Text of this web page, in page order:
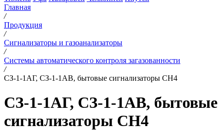
Главная
/
Продукция
/
Сигнализаторы и газоанализаторы
/
Системы автоматического контроля загазованности
/
СЗ-1-1АГ, СЗ-1-1АВ, бытовые сигнализаторы CH4
СЗ-1-1АГ, СЗ-1-1АВ, бытовые
сигнализаторы CH4